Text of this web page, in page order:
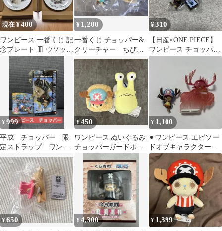
現在 ¥400
ワンピース 一番くじ 記
念プレート 皿 ウソップ
チョッパー 2種セット
¥ 1,200
一番くじ チョッパー&
クリーチャー ちびき
ゅんキャラ ジュゴ
ン 未使用
¥310
【日産×ONE PIECE】
ワンピース チョッパー
ストラップ SERENA
¥999
平成 チョッパー 限
定ストラップ ワンピ
ース アニメ ONE
PIECE
¥450
ワンピース ぬいぐるみ
チョッパーガードポイ
ント& 電伝虫ぬいぐる
み 2点セット
¥ 1,100
⚫︎ワンピース エピソー
ドオブキャラクターズ
5. チョッパー/BANDAI
¥650 ¥4,300 ¥ 1,399